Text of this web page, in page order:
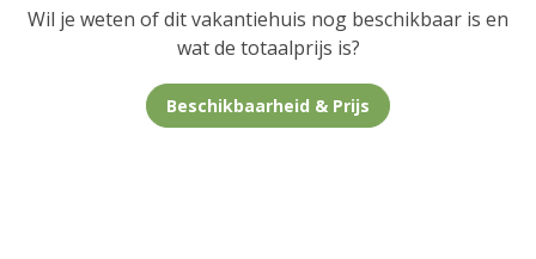
Wil je weten of dit vakantiehuis nog beschikbaar is en
wat de totaalprijs is?
Beschikbaarheid & Prijs